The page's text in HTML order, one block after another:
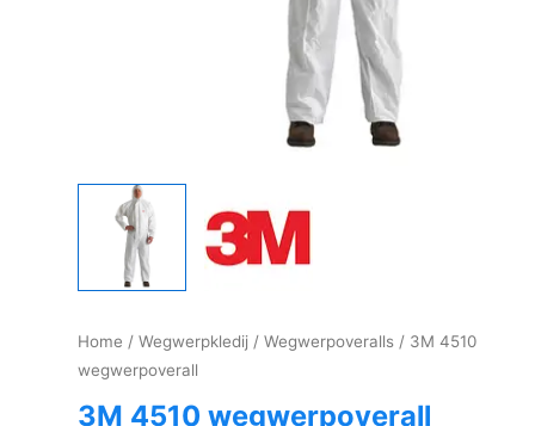
Home / Wegwerpkledij / Wegwerpoveralls / 3M 4510
wegwerpoverall
3M 4510 wegwerpoverall